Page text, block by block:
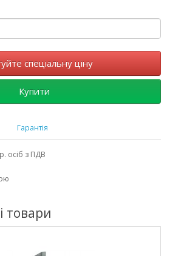
спеціальну ціну
Купити
Гарантія
осіб з ПДВ
товари